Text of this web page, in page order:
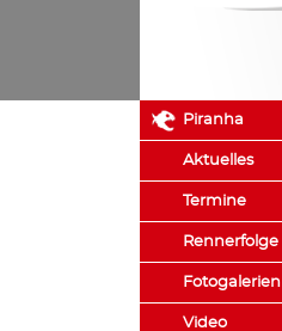
Piranha
Aktuelles
Termine
Rennerfolge
Fotogalerien
Video